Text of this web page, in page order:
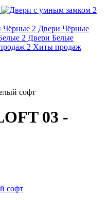
Двери Чёрные
Двери Белые
Хиты продаж
софт
03 -